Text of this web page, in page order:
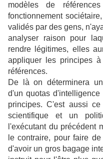
modèles de
fonctionnement
validés par des gens,
analyser raison pour
rendre légitimes, elles
appliquer les principes
références.
De là on déterminera
d'un quotas
principes. C'est aussi
scientifique et un
l'exécutant du précédent
le contraire, pour faire
d'avoir un gros bagage